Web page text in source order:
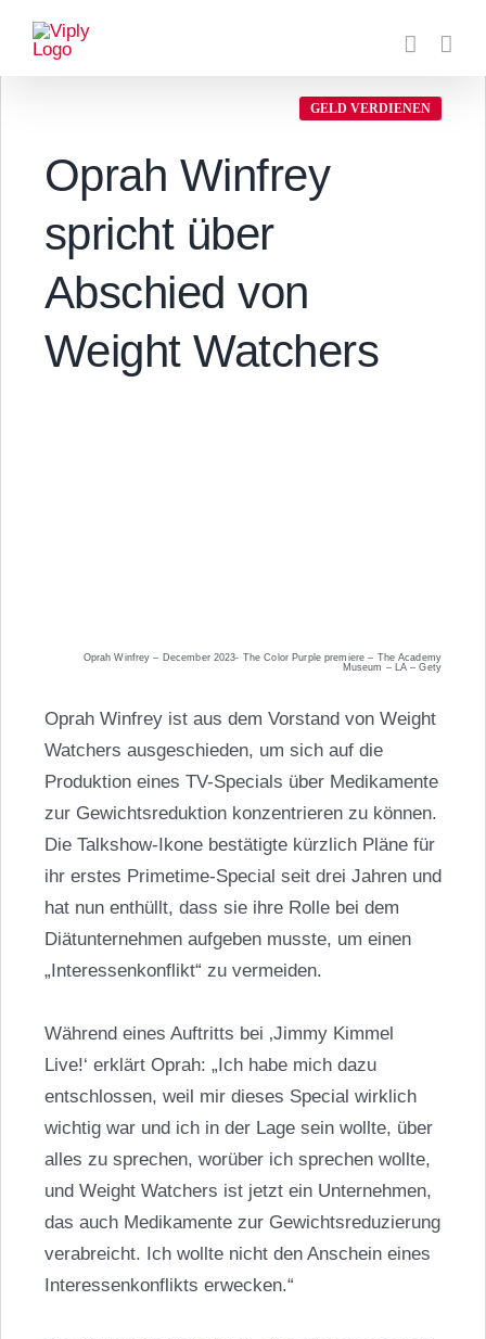
Inhalt
springen
GELD VERDIENEN
Oprah Winfrey
spricht über
Abschied von
Weight Watchers
Oprah Winfrey – December 2023- The Color Purple premiere – The Academy
Museum – LA – Gety
Oprah Winfrey ist aus dem Vorstand von Weight
Watchers ausgeschieden, um sich auf die
Produktion eines TV-Specials über Medikamente
zur Gewichtsreduktion konzentrieren zu können.
Die Talkshow-Ikone bestätigte kürzlich Pläne für
ihr erstes Primetime-Special seit drei Jahren und
hat nun enthüllt, dass sie ihre Rolle bei dem
Diätunternehmen aufgeben musste, um einen
„Interessenkonflikt“ zu vermeiden.
Während eines Auftritts bei ‚Jimmy Kimmel
Live!‘ erklärt Oprah: „Ich habe mich dazu
entschlossen, weil mir dieses Special wirklich
wichtig war und ich in der Lage sein wollte, über
alles zu sprechen, worüber ich sprechen wollte,
und Weight Watchers ist jetzt ein Unternehmen,
das auch Medikamente zur Gewichtsreduzierung
verabreicht. Ich wollte nicht den Anschein eines
Interessenkonflikts erwecken.“